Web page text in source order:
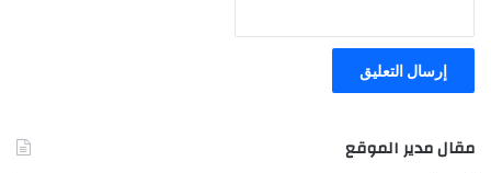
مقال مدير الموقع